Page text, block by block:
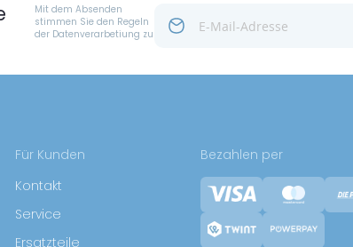
Mit dem Absenden
stimmen Sie den Regeln
der Datenverarbetiung zu
Für Kunden
Kontakt
Service
Ersatzteile
Bezahlen per